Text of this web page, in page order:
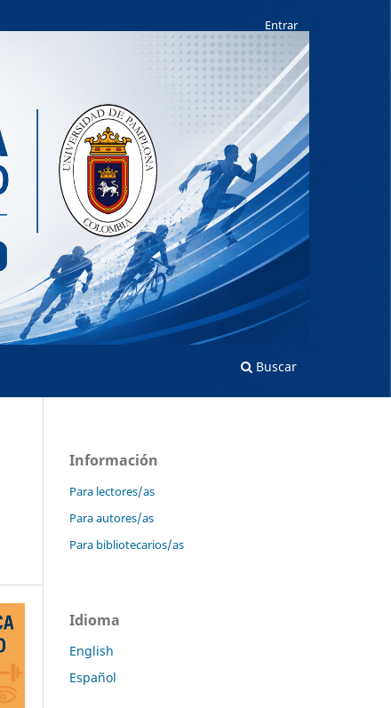
Buscar
Entrar
Información
Para lectores/as
Para autores/as
Para bibliotecarios/as
Idioma
English
Español